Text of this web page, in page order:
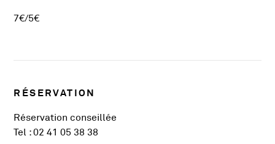
7€/5€
RÉSERVATION
Réservation conseillée
Tel : 02 41 05 38 38